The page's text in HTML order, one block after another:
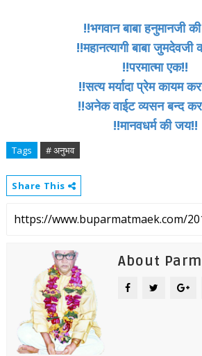
!!भगवान बाबा हनुमानजी
!!महानत्यागी बाबा
!!परमात्मा एक!!
!!सत्य मर्यादा प्रेम कायम
!!अनेक वाईट व्यसन बन्द
!!मानवधर्म की जय!!
Tags # अनुभव
Share This
About